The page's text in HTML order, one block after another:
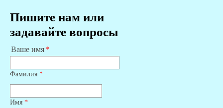
Пишите нам или
задавайте вопросы
Ваше имя
Фамилия *
Имя *